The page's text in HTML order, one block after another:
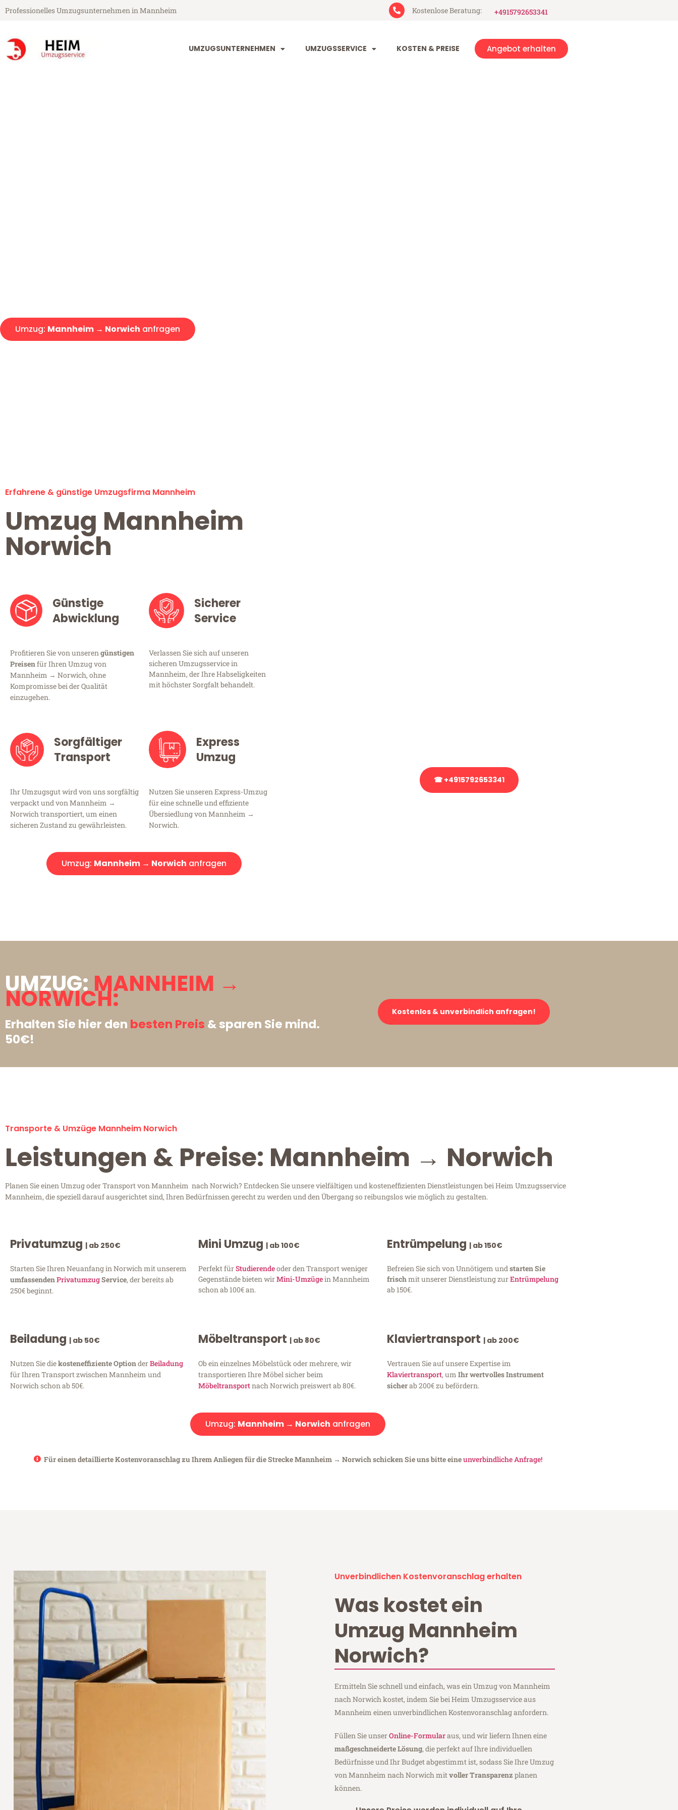
Professionelles Umzugsunternehmen in Mannheim Kostenlose Beratung: +4915792653341
UMZUGSUNTERNEHMEN UMZUGSSERVICE KOSTEN & PREISE Angebot erhalten
Umzug: Mannheim → Norwich anfragen
Erfahrene & günstige Umzugsfirma Mannheim
Umzug Mannheim
Norwich
Günstige
Abwicklung
Profitieren Sie von unserengünstigen
Preisenfür Ihren Umzug von
Mannheim → Norwich, ohne
Kompromisse bei der Qualität
einzugehen.
Sicherer
Service
Verlassen Sie sich auf unseren
sicheren Umzugsservice in
Mannheim, der Ihre Habseligkeiten
mit höchster Sorgfalt behandelt.
Sorgfältiger
Transport
Ihr Umzugsgut wird von uns sorgfältig
verpackt und von Mannheim →
Norwich transportiert, um einen
sicheren Zustand zu gewährleisten.
Express
Umzug
Nutzen Sie unseren Express-Umzug
für eine schnelle und effiziente
Übersiedlung von Mannheim →
Norwich.
Umzug: Mannheim → Norwich anfragen
☎ +4915792653341
UMZUG:MANNHEIM →
NORWICH:
Erhalten Sie hier den besten Preis & sparen Sie mind.
50€!
Kostenlos & unverbindlich anfragen!
Transporte & Umzüge Mannheim Norwich
Leistungen & Preise: Mannheim → Norwich
Planen Sie einen Umzug oder Transport von Mannheim nach Norwich? Entdecken Sie unsere vielfältigen und kosteneffizienten Dienstleistungen bei Heim Umzugsservice
Mannheim, die speziell darauf ausgerichtet sind, Ihren Bedürfnissen gerecht zu werden und den Übergang so reibungslos wie möglich zu gestalten.
Privatumzug | ab 250€
Starten Sie Ihren Neuanfang in Norwich mit unserem
umfassendenPrivatumzugService, der bereits ab
250€ beginnt.
Mini Umzug | ab 100€
Perfekt fürStudierendeoder den Transport weniger
Gegenstände bieten wirMini-Umzügein Mannheim
schon ab 100€ an.
Entrümpelung | ab 150€
Befreien Sie sich von Unnötigem undstarten Sie
frischmit unserer Dienstleistung zurEntrümpelung
ab 150€.
Beiladung | ab 50€
Nutzen Sie diekosteneffiziente OptionderBeiladung
für Ihren Transport zwischen Mannheim und
Norwich schon ab 50€.
Möbeltransport | ab 80€
Ob ein einzelnes Möbelstück oder mehrere, wir
transportieren Ihre Möbel sicher beim
Möbeltransportnach Norwich preiswert ab 80€.
Klaviertransport | ab 200€
Vertrauen Sie auf unsere Expertise im
Klaviertransport, um Ihr wertvolles Instrument
sicherab 200€ zu befördern.
Umzug: Mannheim → Norwich anfragen
Für einen detaillierte Kostenvoranschlag zu Ihrem Anliegen für die Strecke Mannheim → Norwich schicken Sie uns bitte eineunverbindliche Anfrage!
Unverbindlichen Kostenvoranschlag erhalten
Was kostet ein
Umzug Mannheim
Norwich?
Ermitteln Sie schnell und einfach, was ein Umzug von Mannheim
nach Norwich kostet, indem Sie bei Heim Umzugsservice aus
Mannheim einen unverbindlichen Kostenvoranschlag anfordern.
Füllen Sie unserOnline-Formularaus, und wir liefern Ihnen eine
maßgeschneiderte Lösung, die perfekt auf Ihre individuellen
Bedürfnisse und Ihr Budget abgestimmt ist, sodass Sie Ihre Umzug
von Mannheim nach Norwich mitvoller Transparenz planen
können.